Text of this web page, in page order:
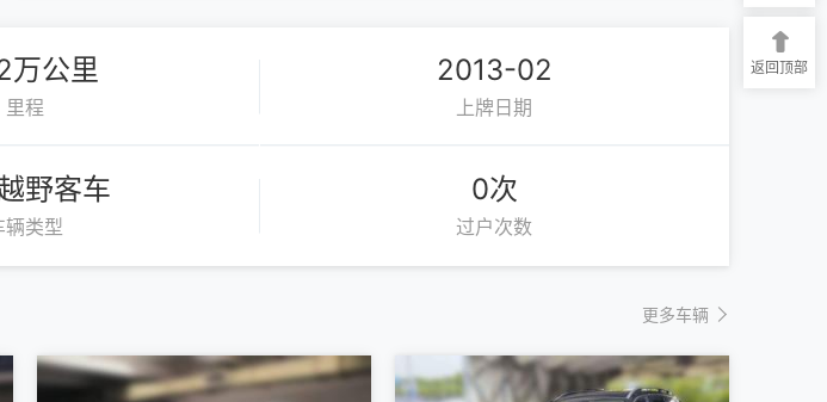
万公里
里程
2013-02
上牌日期
野客车
辆类型
0次
过户次数
更多车辆
返回顶部